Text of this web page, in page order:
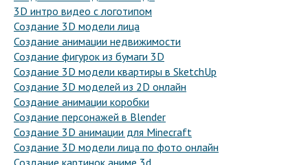
3D интро видео с логотипом
Создание 3D модели лица
Создание анимации недвижимости
Создание фигурок из бумаги 3D
Создание 3D модели квартиры в SketchUp
Создание 3D моделей из 2D онлайн
Создание анимации коробки
Создание персонажей в Blender
Создание 3D анимации для Minecraft
Создание 3D модели лица по фото онлайн